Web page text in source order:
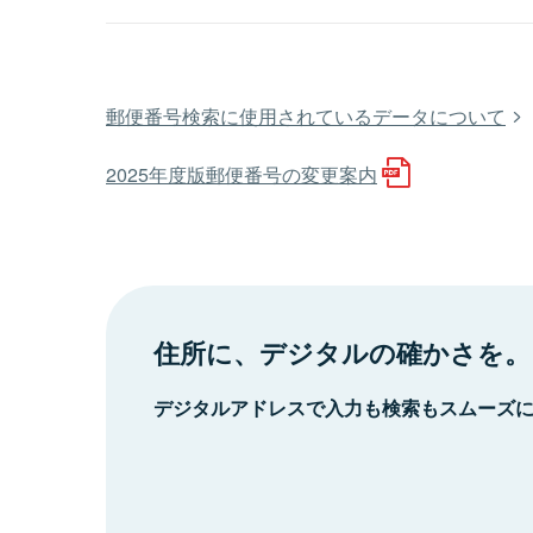
郵便番号検索に使用されているデータについて
2025年度版郵便番号の変更案内
住所に、デジタルの確かさを。
デジタルアドレスで入力も検索もスムーズ